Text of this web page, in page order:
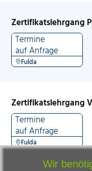
Zertifikatslehrgang
Termine
auf Anfrage
Fulda
Zertifikatslehrgang
Termine
auf Anfrage
Fulda
Wir